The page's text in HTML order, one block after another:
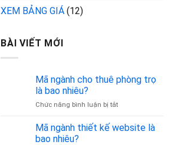
XEM BẢNG GIÁ (12)
BÀI VIẾT MỚI
Mã ngành cho thuê phòng trọ
là bao nhiêu?
Chức năng bình luận bị tắtở
ngành
Mã ngành thiết kế website là
bao nhiêu?